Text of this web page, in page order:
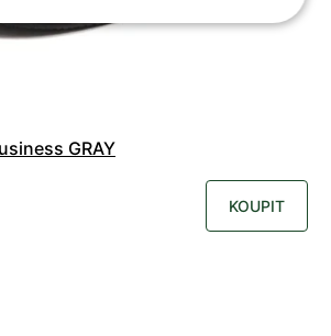
GRAY
KOUPIT